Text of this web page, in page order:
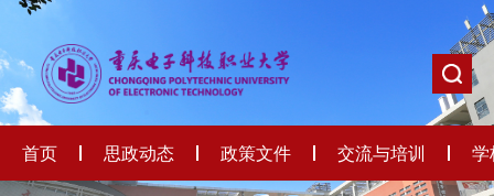
首页 思政动态 政策文件 交流与培训 学